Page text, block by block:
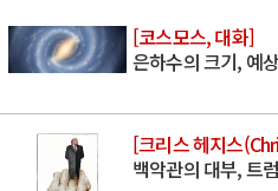
[코스모스, 대화]
은하수의 크기, 예
[크리스 헤지스
백악관의 대부, 트